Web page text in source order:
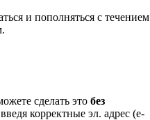
и пополняться с течением
сделать это без
корректные эл. адрес (e-